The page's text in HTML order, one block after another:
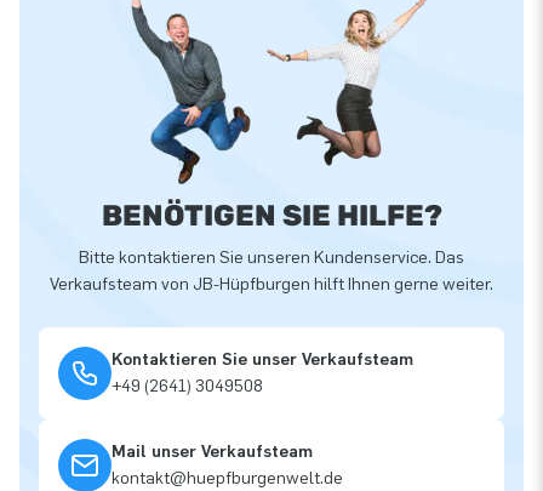
BENÖTIGEN SIE HILFE?
Bitte kontaktieren Sie unseren Kundenservice. Das
Verkaufsteam von JB-Hüpfburgen hilft Ihnen gerne weiter.
Kontaktieren Sie unser Verkaufsteam
+49 (2641) 3049508
Mail unser Verkaufsteam
kontakt@huepfburgenwelt.de